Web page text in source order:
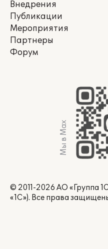
Внедрения
Публикации
Мероприятия
Партнеры
Форум
Мы в Max
© 2011-2026 АО «Группа
«1С»). Все права